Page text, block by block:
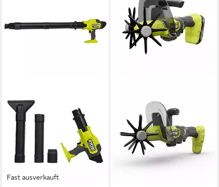
Fast ausverkauft